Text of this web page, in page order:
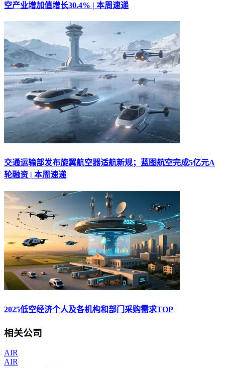
空产业增加值增长30.4% | 本周速递
交通运输部发布旋翼航空器适航新规；蓝图航空完成5亿元A
轮融资 | 本周速递
2025低空经济个人及各机构和部门采购需求TOP
相关公司
AIR
AIR